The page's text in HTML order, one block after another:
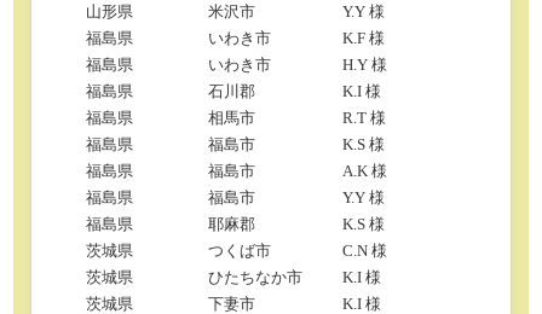
山形県
米沢市
Y.Y 様
福島県
いわき市
K.F 様
福島県
いわき市
H.Y 様
福島県
石川郡
K.I 様
福島県
相馬市
R.T 様
福島県
福島市
K.S 様
福島県
福島市
A.K 様
福島県
福島市
Y.Y 様
福島県
耶麻郡
K.S 様
茨城県
つくば市
C.N 様
茨城県
ひたちなか市
K.I 様
茨城県
下妻市
K.I 様